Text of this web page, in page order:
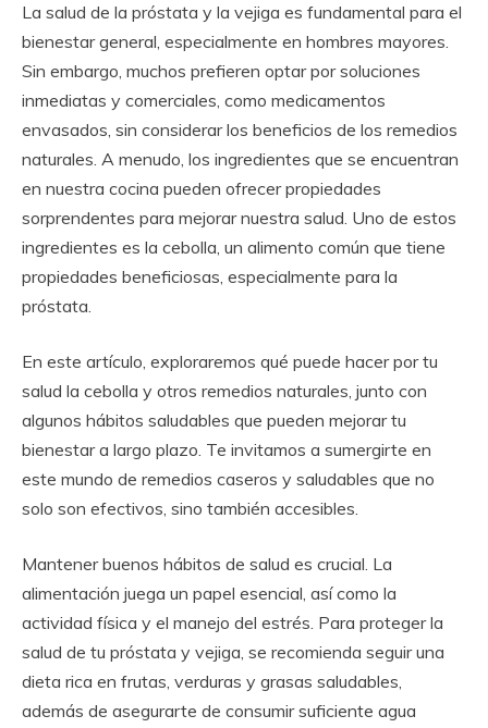
La salud de la próstata y la vejiga es fundamental para el
bienestar general, especialmente en hombres mayores.
Sin embargo, muchos prefieren optar por soluciones
inmediatas y comerciales, como medicamentos
envasados, sin considerar los beneficios de los remedios
naturales. A menudo, los ingredientes que se encuentran
en nuestra cocina pueden ofrecer propiedades
sorprendentes para mejorar nuestra salud. Uno de estos
ingredientes es la cebolla, un alimento común que tiene
propiedades beneficiosas, especialmente para la
próstata.
En este artículo, exploraremos qué puede hacer por tu
salud la cebolla y otros remedios naturales, junto con
algunos hábitos saludables que pueden mejorar tu
bienestar a largo plazo. Te invitamos a sumergirte en
este mundo de remedios caseros y saludables que no
solo son efectivos, sino también accesibles.
Mantener buenos hábitos de salud es crucial. La
alimentación juega un papel esencial, así como la
actividad física y el manejo del estrés. Para proteger la
salud de tu próstata y vejiga, se recomienda seguir una
dieta rica en frutas, verduras y grasas saludables,
además de asegurarte de consumir suficiente agua